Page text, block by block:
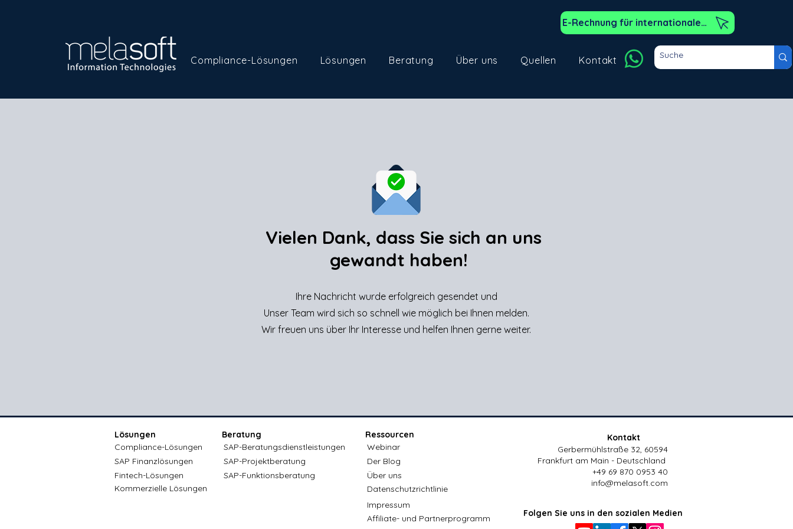
E-Rechnung für internationale Kunden
Compliance-Lösungen Lösungen Beratung Über uns Quellen Kontakt
Vielen Dank, dass Sie sich an uns
gewandt haben!
Ihre Nachricht wurde erfolgreich gesendet und
Unser Team wird sich so schnell wie möglich bei Ihnen melden.
Wir freuen uns über Ihr Interesse und helfen Ihnen gerne weiter.
Lösungen
Compliance-Lösungen
SAP Finanzlösungen
Fintech-Lösungen
Beratung
SAP-Beratungsdienstleistungen
SAP-Projektberatung
SAP-Funktionsberatung
Kommerzielle Lösungen
Ressourcen
Kontakt
Webinar
Der Blog
Über uns
Datenschutzrichtlinie
Impressum
Affiliate- und Partnerprogramm
Gerbermühlstraße 32, 60594
Frankfurt am Main - Deutschland
+49 69 870 0953 40
info@melasoft.com
Folgen Sie uns in den sozialen Medien